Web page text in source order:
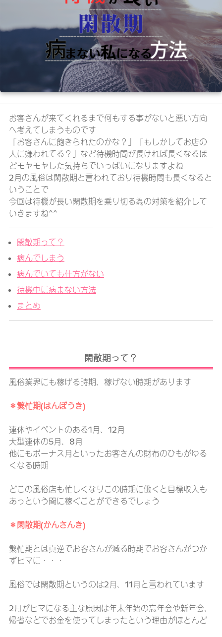
お客さんが来てくれるまで何もする事がないと悪い方向
へ考えてしまうものです
「お客さんに飽きられたのかな？」「もしかしてお店の
人に嫌われてる？」など待機時間が長ければ長くなるほ
どモヤモヤした気持ちでいっぱいになりますよね
2月の風俗は閑散期と言われており待機時間も長くなると
いうことで
今回は待機が長い閑散期を乗り切る為の対策を紹介して
いきますね^^
閑散期って？
病んでしまう
病んでいても仕方がない
待機中に病まない方法
まとめ
閑散期って？
風俗業界にも稼げる時期、稼げない時期があります
＊繁忙期(はんぼうき)
連休やイベントのある1月、12月
大型連休の5月、8月
他にもボーナス月といったお客さんの財布のひもがゆる
くなる時期
どこの風俗店も忙しくなりこの時期に働くと目標収入も
あっという間に稼ぐことができるでしょう
＊閑散期(かんさんき)
繁忙期とは真逆でお客さんが減る時期でお客さんがつか
ずヒマに・・・
風俗では閑散期というのは2月、11月と言われています
2月がヒマになる主な原因は年末年始の忘年会や新年会、
帰省などでお金を使ってしまったという理由がほとんど